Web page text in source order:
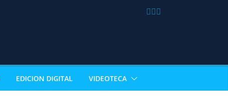
EDICION DIGITAL VIDEOTECA